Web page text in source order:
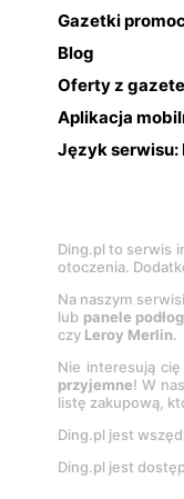
Gazetki
Blog
Oferty z
Aplikacja
Język serwisu:
Ding.pl to serwis
otoczenia.
Na naszym
lub panele
czy Leroy Merlin.
Nie interesują
przyjemne! W
listę zakupową,
Ding.pl jest
Ding.pl jest